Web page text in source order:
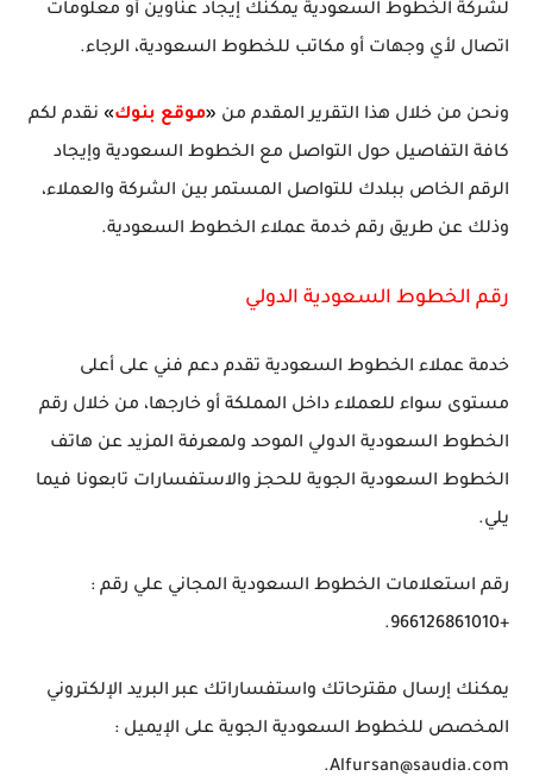
لشركة الخطوط السعودية يمكنك إيجاد عناوين أو معلومات
اتصال ﻷي وجهات أو مكاتب للخطوط السعودية، الرجاء.
ونحن من خلال هذا التقرير المقدم من «موقع بنوك» نقدم لكم
كافة التفاصيل حول التواصل مع الخطوط السعودية وإيجاد
الرقم الخاص ببلدك للتواصل المستمر بين الشركة والعملاء،
وذلك عن طريق رقم خدمة عملاء الخطوط السعودية.
رقم الخطوط السعودية الدولي
خدمة عملاء الخطوط السعودية تقدم دعم فني على أعلى
مستوى سواء للعملاء داخل المملكة أو خارجها، من خلال رقم
الخطوط السعودية الدولي الموحد ولمعرفة المزيد عن هاتف
الخطوط السعودية الجوية للحجز والاستفسارات تابعونا فيما
يلي.
رقم استعلامات الخطوط السعودية المجاني علي رقم :
+966126861010.
يمكنك إرسال مقترحاتك واستفساراتك عبر البريد الإلكتروني
المخصص للخطوط السعودية الجوية على الإيميل :
Alfursan@saudia.com.